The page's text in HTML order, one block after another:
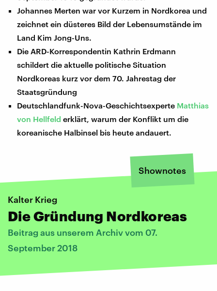
Johannes Merten war vor Kurzem in Nordkorea und
zeichnet ein düsteres Bild der Lebensumstände im
Land Kim Jong-Uns.
Die ARD-Korrespondentin Kathrin Erdmann
schildert die aktuelle politische Situation
Nordkoreas kurz vor dem 70. Jahrestag der
Staatsgründung
Deutschlandfunk-Nova-Geschichtsexperte Matthias
von Hellfeld erklärt, warum der Konflikt um die
koreanische Halbinsel bis heute andauert.
Shownotes
Kalter Krieg
Die Gründung Nordkoreas
Beitrag aus unserem Archiv vom 07.
September 2018